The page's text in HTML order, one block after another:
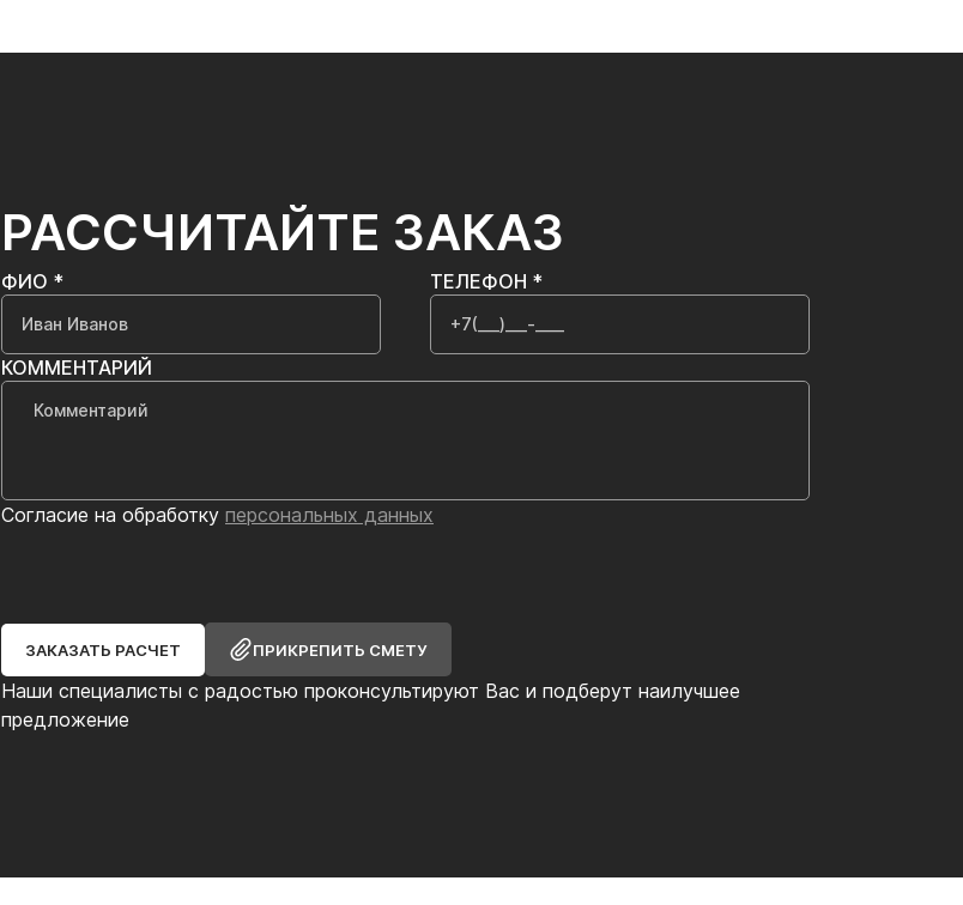
РАССЧИТАЙТЕ ЗАКАЗ
Наши специалисты с радостью проконсультируют Вас и подберут наилучшее
предложение
ФИО * ТЕЛЕФОН *
КОММЕНТАРИЙ
Согласие на обработку персональных данных
ЗАКАЗАТЬ РАСЧЕТ ПРИКРЕПИТЬ СМЕТУ